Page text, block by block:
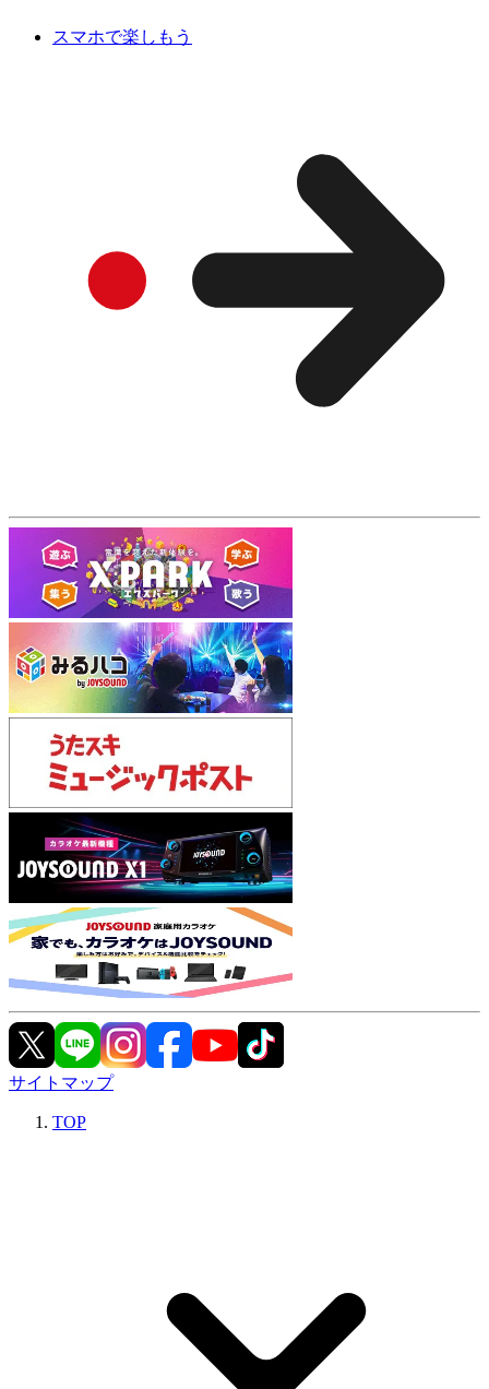
スマホで楽しもう
サイトマップ
TOP